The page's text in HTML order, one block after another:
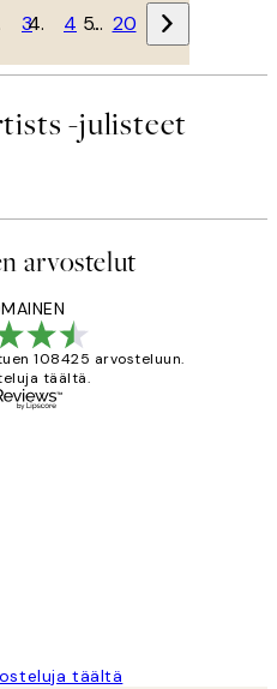
3 4 … 20
-julisteet
arvostelut
108425 arvosteluun.
täältä.
täältä